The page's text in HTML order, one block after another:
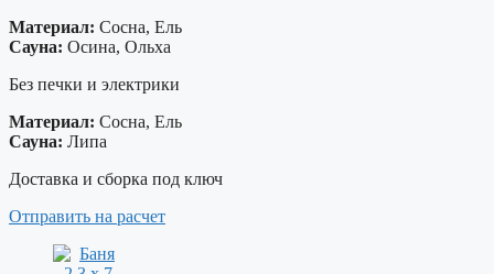
Материал: Сосна, Ель
Сауна: Осина, Ольха
Без печки и электрики
Материал: Сосна, Ель
Сауна: Липа
Доставка и сборка под ключ
Отправить на расчет